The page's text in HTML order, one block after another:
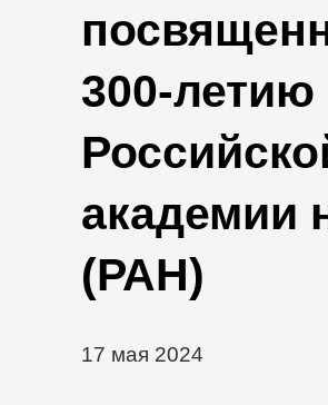
300-летию
академии
(РАН)
17 мая 2024